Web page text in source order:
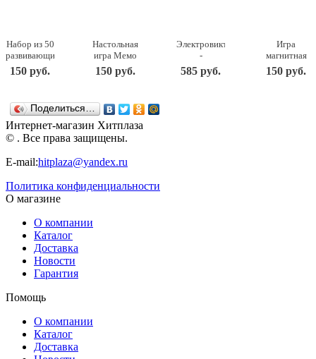
Набор из 50
развивающих
карточек
Мемо -
ТД Бэмби
150 руб.
Настольная
игра Мемо
– Картины
русских
Бэмби
150 руб.
Электровикторина
-
Английский
язык 03665
585 руб.
Игра
магнитная
развивающая.
Цифры и
150 руб.
Поделиться…
Интернет-магазин Хитплаза
© . Все права защищены.
E-mail:hitplaza@yandex.ru
Политика конфиденциальности
О магазине
О компании
Каталог
Доставка
Новости
Гарантия
Помощь
О компании
Каталог
Доставка